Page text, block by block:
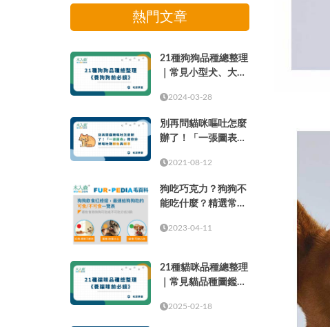
熱門文章
21種狗狗品種總整理
｜常見小型犬、大型
2024-03-28
別再問貓咪嘔吐怎麼
辦了！「一張圖表」
與頻率
2021-08-12
狗吃巧克力？狗狗不
能吃什麼？精選常見
2023-04-11
21種貓咪品種總整理
｜常見貓品種圖鑑，
2025-02-18